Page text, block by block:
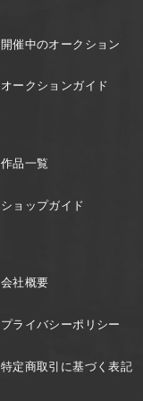
開催中のオークション
オークションガイド
作品一覧
ショップガイド
会社概要
プライバシーポリシー
特定商取引に基づく表記